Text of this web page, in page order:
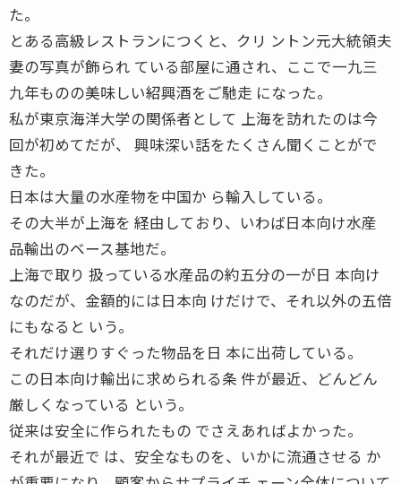
た。
とある高級レストランにつくと、クリ ントン元大統領夫
妻の写真が飾られ ている部屋に通され、ここで一九三
九年ものの美味しい紹興酒をご馳走 になった。
私が東京海洋大学の関係者として 上海を訪れたのは今
回が初めてだが、 興味深い話をたくさん聞くことがで
きた。
日本は大量の水産物を中国か ら輸入している。
その大半が上海を 経由しており、いわば日本向け水産
品輸出のベース基地だ。
上海で取り 扱っている水産品の約五分の一が日 本向け
なのだが、金額的には日本向 けだけで、それ以外の五倍
にもなると いう。
それだけ選りすぐった物品を日 本に出荷している。
この日本向け輸出に求められる条 件が最近、どんどん
厳しくなっている という。
従来は安全に作られたもの でさえあればよかった。
それが最近で は、安全なものを、いかに流通させる か